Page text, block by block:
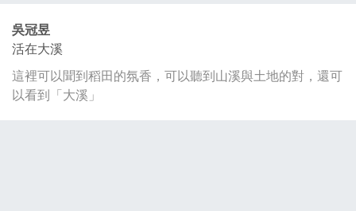
吳冠昱
活在大溪
這裡可以聞到稻田的氛香，可以聽到山溪與土地的對，還可
以看到「大溪」